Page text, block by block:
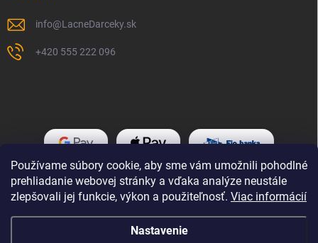
Používame súbory cookie, aby sme vám umožnili pohodlné
prehliadanie webovej stránky a vďaka analýze neustále
zlepšovali jej funkcie, výkon a použiteľnosť. Viac informácií
Nastavenie
info@LacneDarceky.sk
+420 555 222 096